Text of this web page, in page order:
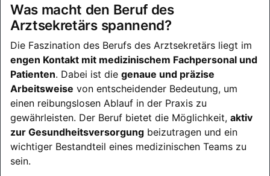
Was macht den Beruf des
Arztsekretärs spannend?
Die Faszination des Berufs des Arztsekretärs liegt im
engen Kontakt mit medizinischem Fachpersonal und
Patienten. Dabei ist die genaue und präzise
Arbeitsweise von entscheidender Bedeutung, um
einen reibungslosen Ablauf in der Praxis zu
gewährleisten. Der Beruf bietet die Möglichkeit, aktiv
zur Gesundheitsversorgung beizutragen und ein
wichtiger Bestandteil eines medizinischen Teams zu
sein.